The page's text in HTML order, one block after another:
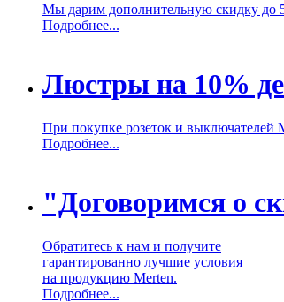
Мы дарим дополнительную скидку до
Подробнее...
Люстры на 10%
При покупке розеток и выключателей
Подробнее...
"Договоримся о
Обратитесь к нам и получите
гарантированно лучшие условия
на продукцию Merten.
Подробнее...